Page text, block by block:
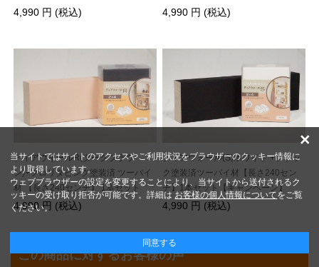
ンペーン】
4,990 円 (税込) 4,990 円 (税込)
ディアウォールR(ダークブラウ
ン)+フロリダピンク塗装済 ツーバイ
材 【長さ240センチ】 1本セット
【キャンペーン】
4,990 円 (税込)
ディアウォール(S)ホワイト +ブラッ
ク塗装済ツーバイ材【長さ240セン
チ】1本セット【キャンペーン】
4,990 円 (税込)
この商品に対するお客様の声
当サイトではサイトのアクセスやご利用状況をブラウザーのクッキー情報に
より取得しています。
ウェブブラウザーの設定を変更することにより、当サイトから送付されるク
ッキーの受け取り拒否が可能です。詳細はお客様の個人情報についてをご覧
ください。
同意する
×